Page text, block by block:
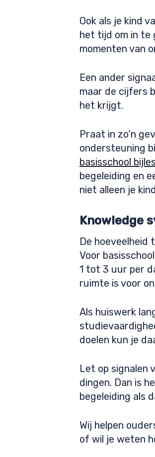
Ook als je kind
het tijd om in te
momenten van
Een ander
maar de cijfers
het krijgt.
Praat in zo’n
ondersteuning
basisschool bijles
begeleiding en
niet alleen je
Knowledge
De hoeveelheid
Voor
1 tot 3 uur per
ruimte is voor
Als huiswerk
doelen kun je
Let op signalen
dingen. Dan is
begeleiding als
Wij helpen
of wil je weten